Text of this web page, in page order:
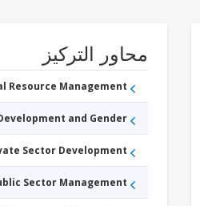
محاور التركيز
Resource Management
and Gender
Sector Development
Sector Management